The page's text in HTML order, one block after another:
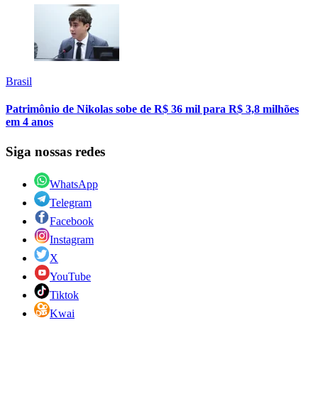
Brasil
Patrimônio de Nikolas sobe de R$ 36 mil para R$ 3,8 milhões
em 4 anos
Siga nossas redes
WhatsApp
Telegram
Facebook
Instagram
X
YouTube
Tiktok
Kwai